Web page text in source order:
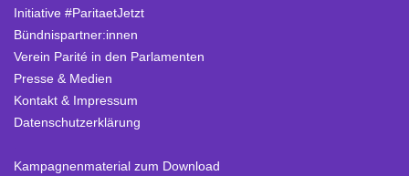
Initiative #ParitaetJetzt
Bündnispartner:innen
Verein Parité in den Parlamenten
Presse & Medien
Kontakt & Impressum
Datenschutzerklärung
Kampagnenmaterial zum Download